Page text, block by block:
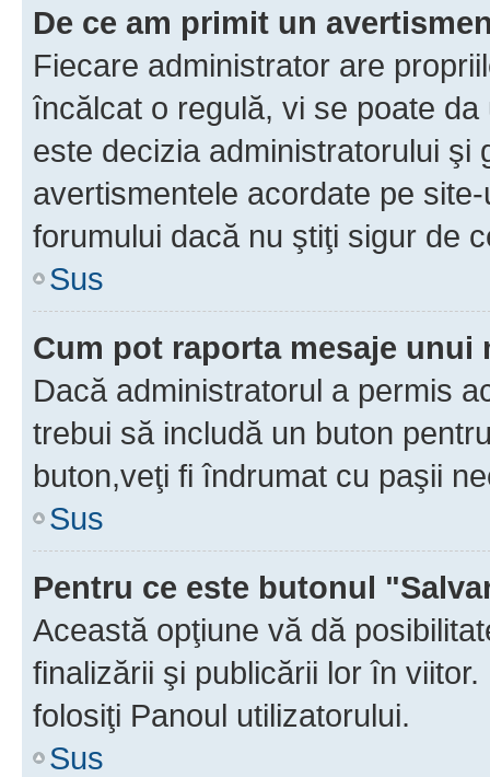
De ce am primit un
Fiecare administrator are
încălcat o regulă, vi se poate
este decizia administratorului şi
avertismentele acordate pe
forumului dacă nu ştiţi sigur de
Sus
Cum pot raporta mesaje unui
Dacă administratorul a permis
trebui să includă un buton
buton,veţi fi îndrumat cu paşii
Sus
Pentru ce este butonul
Această opţiune vă dă
finalizării şi publicării lor în
folosiţi Panoul utilizatorului.
Sus